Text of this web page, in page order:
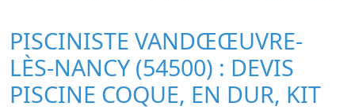
PISCINISTE VANDŒŒUVRE-
LÈS-NANCY (54500) : DEVIS
PISCINE COQUE, EN DUR, KIT